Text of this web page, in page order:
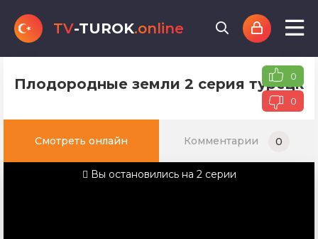
TV-TUROK.online
Плодородные земли 2 серия 0
0
Смотреть онлайн Комментарии 0
Вы остановились на 2 серии